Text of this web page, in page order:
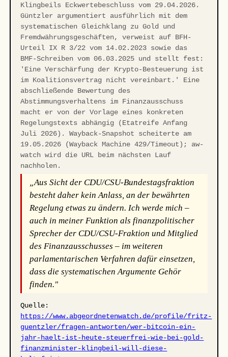
Klingbeils Eckwertebeschluss vom 29.04.2026.
Güntzler argumentiert ausführlich mit dem
systematischen Gleichklang zu Gold und
Fremdwährungsgeschäften, verweist auf BFH-
Urteil IX R 3/22 vom 14.02.2023 sowie das
BMF-Schreiben vom 06.03.2025 und stellt fest:
'Eine Verschärfung der Krypto-Besteuerung ist
im Koalitionsvertrag nicht vereinbart.' Eine
abschließende Bewertung des
Abstimmungsverhaltens im Finanzausschuss
macht er von der Vorlage eines konkreten
Regelungstexts abhängig (Etatreife Anfang
Juli 2026). Wayback-Snapshot scheiterte am
19.05.2026 (Wayback Machine 429/Timeout); aw-
watch wird die URL beim nächsten Lauf
nachholen.
„Aus Sicht der CDU/CSU-Bundestagsfraktion
besteht daher kein Anlass, an der bewährten
Regelung etwas zu ändern. Ich werde mich –
auch in meiner Funktion als finanzpolitischer
Sprecher der CDU/CSU-Fraktion und Mitglied
des Finanzausschusses – im weiteren
parlamentarischen Verfahren dafür einsetzen,
dass die systematischen Argumente Gehör
finden."
Quelle:
https://www.abgeordnetenwatch.de/profile/fritz-
guentzler/fragen-antworten/wer-bitcoin-ein-
jahr-haelt-ist-heute-steuerfrei-wie-bei-gold-
finanzminister-klingbeil-will-diese-